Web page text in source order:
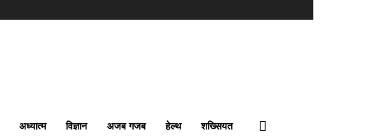
अध्यात्म विज्ञान अजब गजब हेल्थ शख्सियत